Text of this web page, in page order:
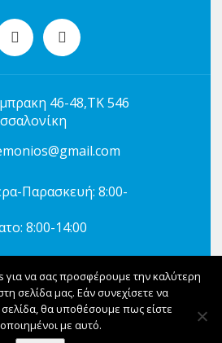
46-48,ΤΚ 546
Παρασκευή: 8:00-
8:00-14:00
All Rights Reserved.
by Global Concept
Απορρήτου
να σας προσφέρουμε την καλύτερη
σελίδα μας. Εάν συνεχίσετε να
σελίδα, θα υποθέσουμε πως είστε
με αυτό.